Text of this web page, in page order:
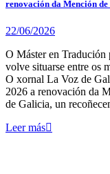
renovación da Mención
22/06/2026
O Máster en
volve situarse entre os
O xornal La Voz de
2026 a renovación da
de Galicia, un
Leer más